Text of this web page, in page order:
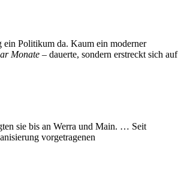
ein Politikum da. Kaum ein moderner
Monate – dauerte, sondern erstreckt sich auf
sie bis an Werra und Main. … Seit
vorgetragenen